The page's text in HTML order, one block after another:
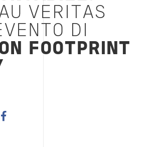
VERITAS
DI
FOOTPRINT
Twitter